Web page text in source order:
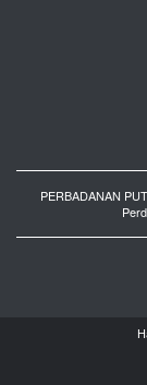
PERBADANAN